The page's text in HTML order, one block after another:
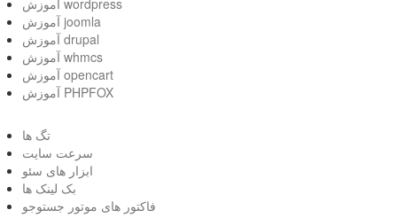
آموزش wordpress
آموزش joomla
آموزش drupal
آموزش whmcs
آموزش opencart
آموزش PHPFOX
تگ ها
سرعت سایت
ابزار های سئو
بک لینک ها
فاکتور های موتور جستوجو